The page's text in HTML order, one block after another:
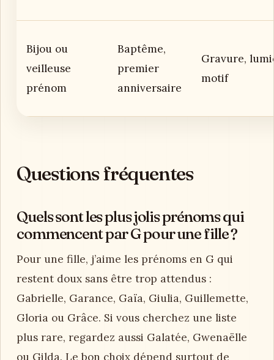
Bijou ou
veilleuse
prénom
Baptême,
premier
anniversaire
Gravure,
motif
Questions fréquentes
Quels sont les plus jolis prénoms qui
commencent par G pour une fille ?
Pour une fille, j’aime les prénoms en G qui
restent doux sans être trop attendus :
Gabrielle, Garance, Gaïa, Giulia, Guillemette,
Gloria ou Grâce. Si vous cherchez une liste
plus rare, regardez aussi Galatée, Gwenaëlle
ou Gilda. Le bon choix dépend surtout de